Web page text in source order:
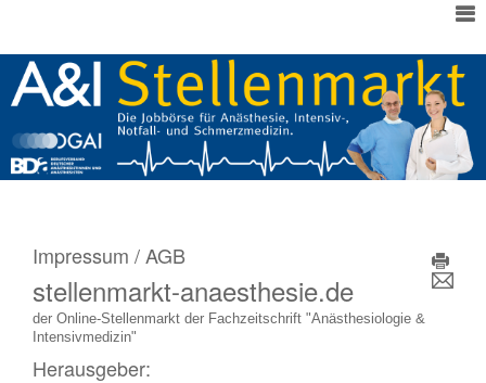
E-Mail
Impressum / AGB
stellenmarkt-anaesthesie.de
der Online-Stellenmarkt der Fachzeitschrift "Anästhesiologie &
Intensivmedizin"
Herausgeber: